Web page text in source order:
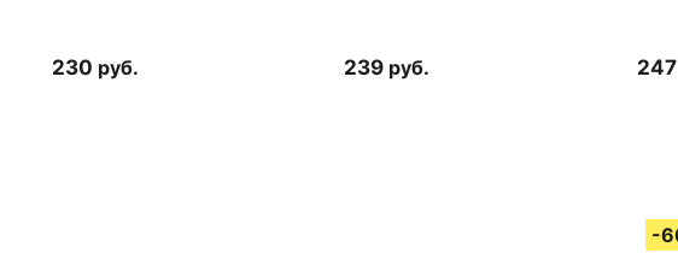
230 руб. 239 руб. 247